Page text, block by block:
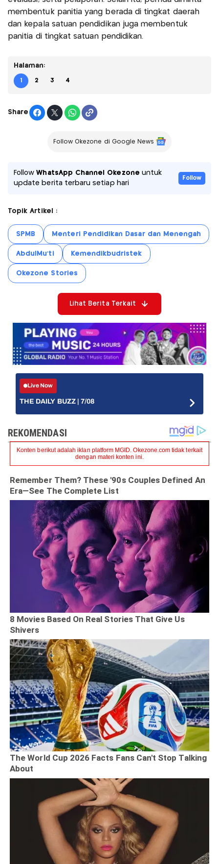
membentuk panitia yang berada di tingkat daerah
dan kepala satuan pendidikan juga membentuk
panitia di tingkat satuan pendidikan.
Halaman:
1 2 3 4
Share
Follow Okezone di Google News
FollowWhatsApp Channel Okezone untuk
update berita terbaru setiap hari
Follow
Topik Artikel :
SPMB Menteri Pendidikan Dasar dan Menengah
AbdulMu’ti Kemendikbudristek
Okezone Stories
Lihat Berita Terkait
Live Now
THE DAILY BUZZ | 7/08